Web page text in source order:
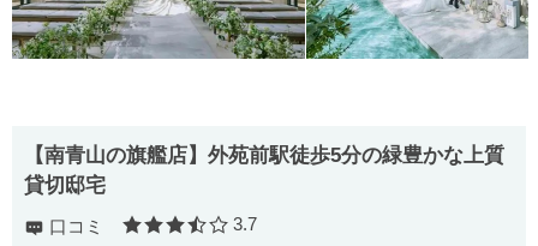
【南⻘⼭の旗艦店】外苑前駅徒歩5分の緑豊かな上質
貸切邸宅
口コミ 口コミ評価
3.7